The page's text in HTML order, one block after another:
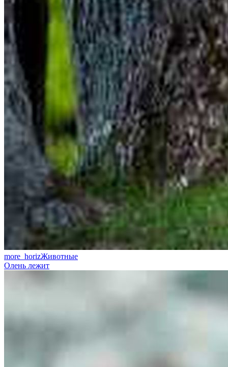
more_horizЖивотные
Олень лежит